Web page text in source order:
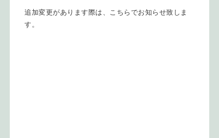
追加変更があります際は、 こちらでお知らせ致しま
す。